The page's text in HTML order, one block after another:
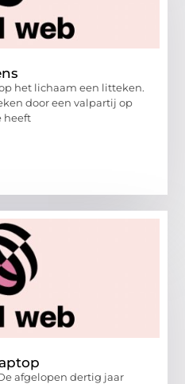
het lichaam een litteken.
door een valpartij op
heeft
afgelopen dertig jaar